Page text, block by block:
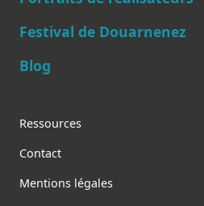
Festival de Douarnenez
Blog
Footer
Ressources
Contact
Mentions légales